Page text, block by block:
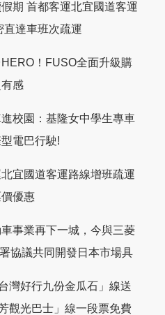
期 首都客運北宜國道客運
直達車班次疏運
！FUSO全面升級購
感
校園：基隆女中學生專車
電巴行駛!
宜國道客運路線增班疏運
優惠
事業再下一城，今與三菱
協議共同開發日本市場具
灣好行九份金瓜石」線送
觀光巴士」線一段票免費